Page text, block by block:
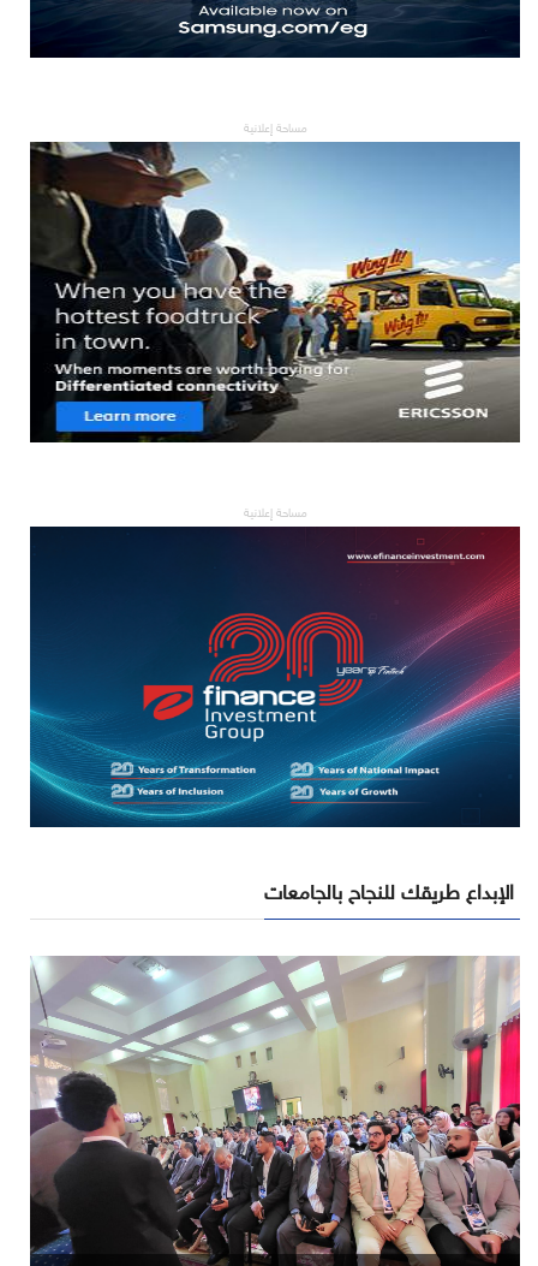
مساحة إعلانية
مساحة إعلانية
الإبداع طريقك للنجاح بالجامعات